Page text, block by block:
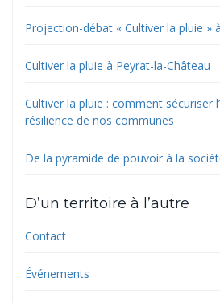
Projection-débat « Cultiver la pluie »
Cultiver la pluie à Peyrat-la-Château
Cultiver la pluie : comment sécuriser
résilience de nos communes
De la pyramide de pouvoir à la
D’un territoire à l’autre
Contact
Événements